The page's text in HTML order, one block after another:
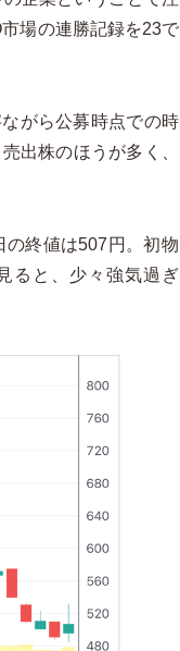
場の連勝記録を23で
がら公募時点での時
出株のほうが多く、
終値は507円。初物
ると、少々強気過ぎ